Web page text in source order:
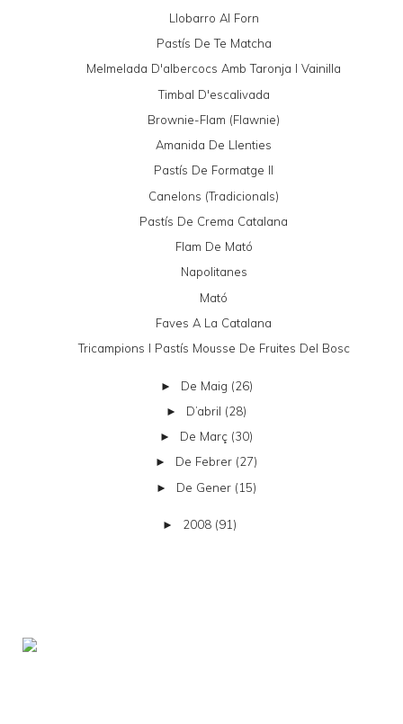
Llobarro Al Forn
Pastís De Te Matcha
Melmelada D'albercocs Amb Taronja I Vainilla
Timbal D'escalivada
Brownie-Flam (Flawnie)
Amanida De Llenties
Pastís De Formatge II
Canelons (tradicionals)
Pastís De Crema Catalana
Flam De Mató
Napolitanes
Mató
Faves A La Catalana
Tricampions I Pastís Mousse De Fruites Del Bosc
► De Maig (26)
► D’abril (28)
► De Març (30)
► De Febrer (27)
► De Gener (15)
► 2008 (91)